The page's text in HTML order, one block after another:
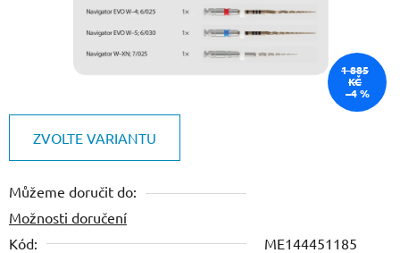
ZVOLTE VARIANTU
Můžeme doručit do:
Možnosti doručení
Kód:
ME144451185
1 885
KČ
–4 %